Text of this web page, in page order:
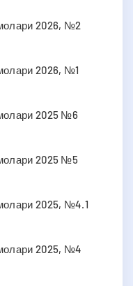
2026, №2
2026, №1
2025 №6
2025 №5
2025, №4.1
2025, №4